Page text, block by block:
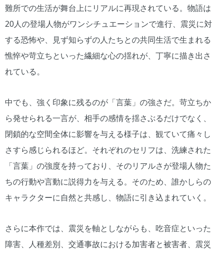
難所での生活が舞台上にリアルに再現されている。物語は
20人の登場人物がワンシチュエーションで進行、震災に対
する恐怖や、見ず知らずの人たちとの共同生活で生まれる
憔悴や苛立ちといった繊細な心の揺れが、丁寧に描き出さ
れている。
中でも、強く印象に残るのが「言葉」の強さだ。苛立ちか
ら発せられる一言が、相手の感情を揺さぶるだけでなく、
閉鎖的な空間全体に影響を与える様子は、観ていて痛々し
さすら感じられるほど。それぞれのセリフは、洗練された
「言葉」の強度を持っており、そのリアルさが登場人物た
ちの行動や言動に説得力を与える。そのため、誰かしらの
キャラクターに自然と共感し、物語に引き込まれていく。
さらに本作では、震災を軸としながらも、吃音症といった
障害、人種差別、交通事故における加害者と被害者、震災